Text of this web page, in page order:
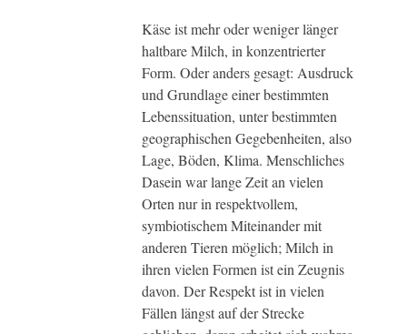
Käse ist mehr oder weniger länger
haltbare Milch, in konzentrierter
Form. Oder anders gesagt: Ausdruck
und Grundlage einer bestimmten
Lebenssituation, unter bestimmten
geographischen Gegebenheiten, also
Lage, Böden, Klima. Menschliches
Dasein war lange Zeit an vielen
Orten nur in respektvollem,
symbiotischem Miteinander mit
anderen Tieren möglich; Milch in
ihren vielen Formen ist ein Zeugnis
davon. Der Respekt ist in vielen
Fällen längst auf der Strecke